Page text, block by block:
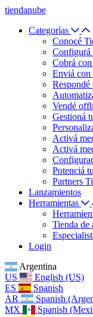
tiendanube
Categorías
Conocé
Configurá
Cobrá
Enviá
Vendé
Gestioná
Activá
Activá
Potenciá
Partners
Lanzamientos
Herramientas
Tienda de
Login
Argentina
US
English (US)
ES
Spanish
AR
Spanish
MX
Spanish